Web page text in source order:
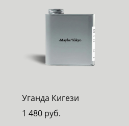
Уганда Кигези
1 480 pуб.